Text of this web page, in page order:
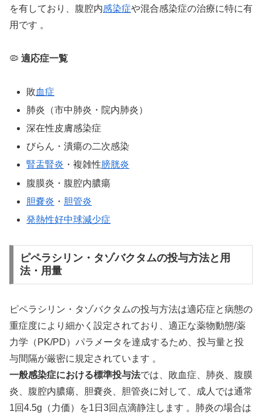
を有しており、腹腔内感染症や混合感染症の治療に特に有
用です 。
🦠 適応症一覧
敗血症
肺炎（市中肺炎・院内肺炎）
深在性皮膚感染症
びらん・潰瘍の二次感染
腎盂腎炎 ・複雑性膀胱炎
腹膜炎・腹腔内膿瘍
胆嚢炎 ・ 胆管炎
発熱性好中球減少症
ピペラシリン・タゾバクタムの投与方法と用
法・用量
ピペラシリン・タゾバクタムの投与方法は適応症と病態の
重症度により細かく設定されており、適正な薬物動態/薬
力学（PK/PD）パラメータを達成するため、投与量と投
与間隔が厳密に規定されています 。
一般感染症における標準投与法では、敗血症、肺炎、腹膜
炎、腹腔内膿瘍、胆嚢炎、胆管炎に対して、成人では通常
1回4.5g（力価）を1日3回点滴静注します 。肺炎の場合は